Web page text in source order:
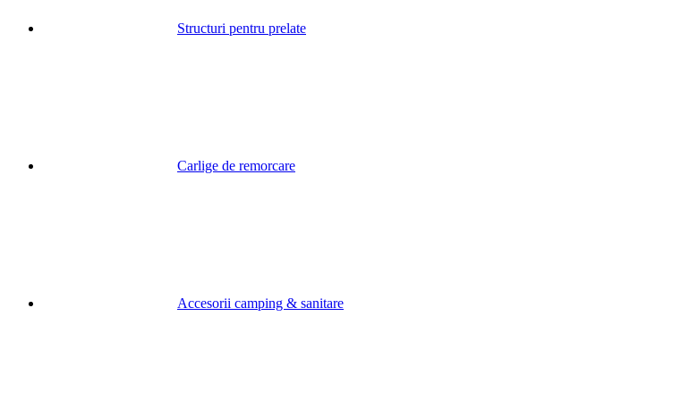
Structuri pentru prelate
Carlige de remorcare
Accesorii camping & sanitare